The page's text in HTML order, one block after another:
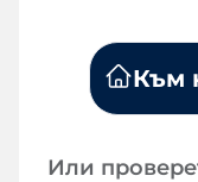
Към
Или